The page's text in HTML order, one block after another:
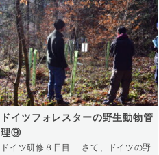
ドイツフォレスターの野生動物管
理⑨
ドイツ研修８日目 さて、ドイツの野